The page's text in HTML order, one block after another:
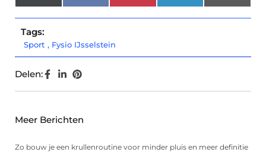
(Twitter)
Tags:
Sport , Fysio IJsselstein
Delen:
Meer Berichten
Zo bouw je een krullenroutine voor minder pluis en meer definitie